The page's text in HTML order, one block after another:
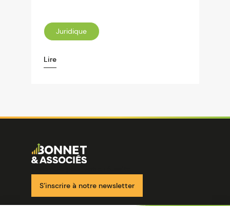
Juridique
Lire
Image
S’inscrire à notre newsletter